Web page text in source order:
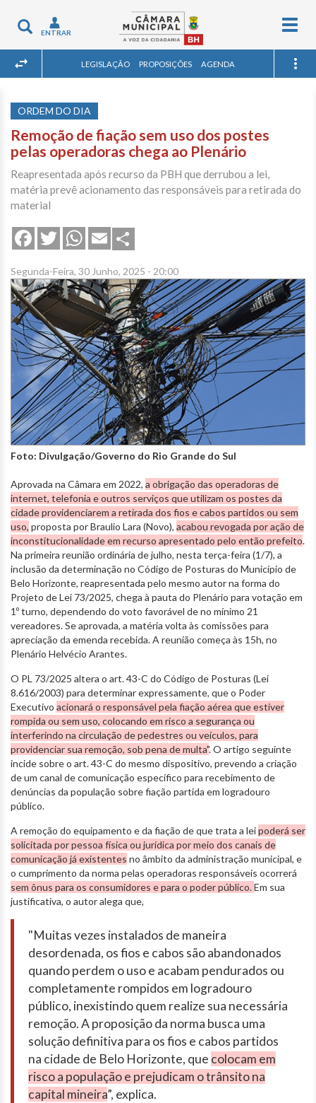
Toggle
navigation
ENTRAR
LEGISLAÇÃO PROPOSIÇÕES AGENDA
ORDEM DO DIA
Remoção de fiação sem uso dos postes
pelas operadoras chega ao Plenário
Reapresentada após recurso da PBH que derrubou a lei,
matéria prevê acionamento das responsáveis para retirada do
material
FacebookTwitterWhatsApp
Email
Segunda-Feira, 30 Junho, 2025 - 20:00
Foto: Divulgação/Governo do Rio Grande do Sul
Aprovada na Câmara em 2022, a obrigação das operadoras de
internet, telefonia e outros serviços que utilizam os postes da
cidade providenciarem a retirada dos fios e cabos partidos ou sem
uso, proposta por Braulio Lara (Novo), acabou revogada por ação de
inconstitucionalidade em recurso apresentado pelo então prefeito.
Na primeira reunião ordinária de julho, nesta terça-feira (1/7), a
inclusão da determinação no Código de Posturas do Município de
Belo Horizonte, reapresentada pelo mesmo autor na forma do
Projeto de Lei 73/2025, chega à pauta do Plenário para votação em
1º turno, dependendo do voto favorável de no mínimo 21
vereadores. Se aprovada, a matéria volta às comissões para
apreciação da emenda recebida. A reunião começa às 15h, no
Plenário Helvécio Arantes.
O PL 73/2025 altera o art. 43-C do Código de Posturas (Lei
8.616/2003) para determinar expressamente, que o Poder
Executivo acionará o responsável pela fiação aérea que estiver
rompida ou sem uso, colocando em risco a segurança ou
interferindo na circulação de pedestres ou veículos, para
providenciar sua remoção, sob pena de multa". O artigo seguinte
incide sobre o art. 43-C do mesmo dispositivo, prevendo a criação
de um canal de comunicação específico para recebimento de
denúncias da população sobre fiação partida em logradouro
público.
A remoção do equipamento e da fiação de que trata a leipoderá ser
solicitada por pessoa física ou jurídica por meio dos canais de
comunicação já existentes no âmbito da administração municipal, e
o cumprimento da norma pelas operadoras responsáveis ocorrerá
sem ônus para os consumidores e para o poder público.Em sua
justificativa, o autor alega que,
"Muitas vezes instalados de maneira
desordenada, os fios e cabos são abandonados
quando perdem o uso e acabam pendurados ou
completamente rompidos em logradouro
público, inexistindo quem realize sua necessária
remoção. A proposição da norma busca uma
solução definitiva para os fios e cabos partidos
na cidade de Belo Horizonte, que colocam em
risco a população e prejudicam o trânsito na
capital mineira”, explica.